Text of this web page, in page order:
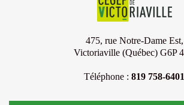
475, rue Notre-Dame Est,
Victoriaville (Québec) G6P
Téléphone : 819 758-6401